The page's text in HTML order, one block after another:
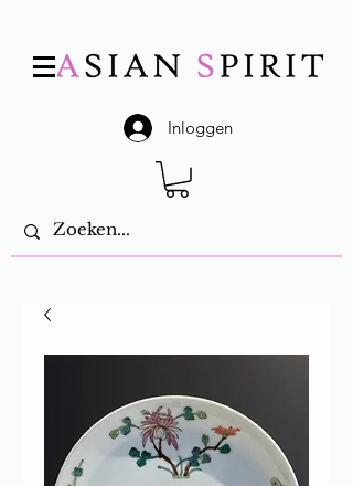
Inloggen